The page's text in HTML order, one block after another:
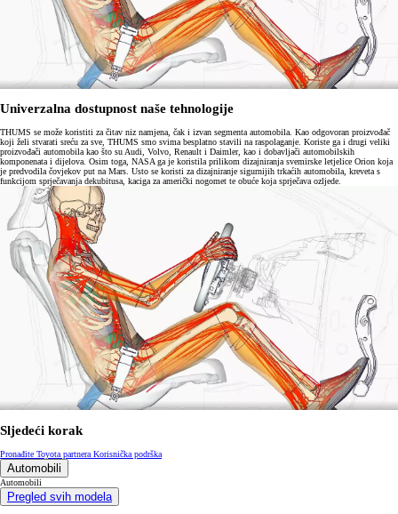
Univerzalna dostupnost naše tehnologije
THUMS se može koristiti za čitav niz namjena, čak i izvan segmenta automobila. Kao odgovoran proizvođač
koji želi stvarati sreću za sve, THUMS smo svima besplatno stavili na raspolaganje. Koriste ga i drugi veliki
proizvođači automobila kao što su Audi, Volvo, Renault i Daimler, kao i dobavljači automobilskih
komponenata i dijelova. Osim toga, NASA ga je koristila prilikom dizajniranja svemirske letjelice Orion koja
je predvodila čovjekov put na Mars. Usto se koristi za dizajniranje sigurnijih trkaćih automobila, kreveta s
funkcijom sprječavanja dekubitusa, kaciga za američki nogomet te obuće koja sprječava ozljede.
Sljedeći korak
Pronađite Toyota partneraKorisnička podrška
Automobili
Automobili
Pregled svih modela